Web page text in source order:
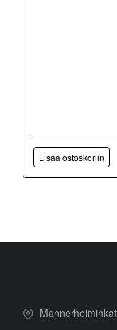
Lisää ostoskoriin